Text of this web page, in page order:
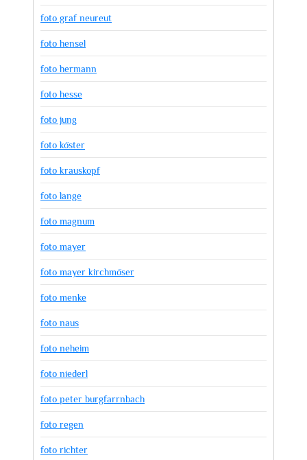
foto graf neureut
foto hensel
foto hermann
foto hesse
foto jung
foto köster
foto krauskopf
foto lange
foto magnum
foto mayer
foto mayer kirchmöser
foto menke
foto naus
foto neheim
foto niederl
foto peter burgfarrnbach
foto regen
foto richter